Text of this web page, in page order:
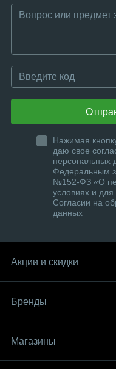
Нажимая
даю свое
персональных
Федеральным
№152-ФЗ «О
условиях и
Согласии на
данных
Акции и скидки
Бренды
Магазины